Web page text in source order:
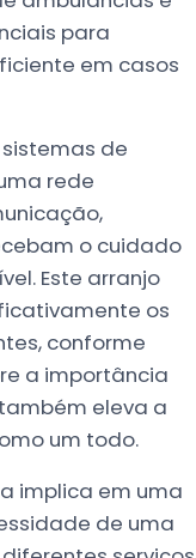
para
em casos
de
rede
o cuidado
Este arranjo
os
conforme
a importância
eleva a
um todo.
implica em uma
de uma